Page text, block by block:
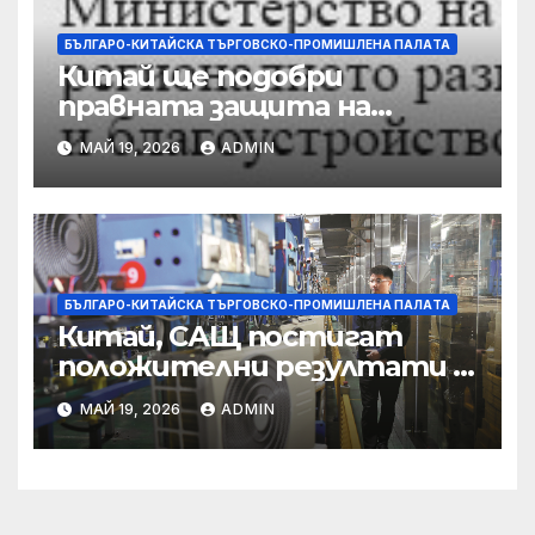
БЪЛГАРО-КИТАЙСКА ТЪРГОВСКО-ПРОМИШЛЕНА ПАЛAТА
Китай ще подобри
правната защита на
предприятията, ще се
съсредоточи върху
борбата с
корпоративната
престъпност
МАЙ 19, 2026 ADMIN
БЪЛГАРО-КИТАЙСКА ТЪРГОВСКО-ПРОМИШЛЕНА ПАЛAТА
Китай, САЩ постигат
положителни резултати в
икономическите и
търговски консултации:
министерство
МАЙ 19, 2026 ADMIN